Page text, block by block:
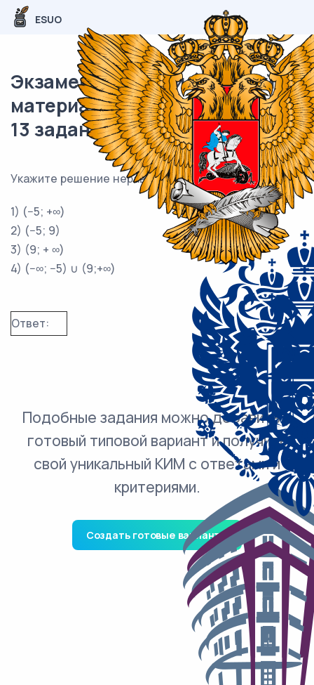
ESUO
Экзаменационный (типовой)
материал ОГЭ / Математика /
13 задания (24) / 81
Укажите решение неравенства (x + 5)(x − 9) > 0.
1) (−5; +∞)
2) (−5; 9)
3) (9; + ∞)
4) (−∞; −5) ∪ (9;+∞)
Ответ:
Подобные задания можно добавить в
готовый типовой вариант и получить
свой уникальный КИМ с ответами и
критериями.
Создать готовые варианты